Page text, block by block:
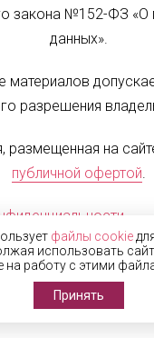
закона №152-ФЗ «О
данных».
материалов
разрешения
на
публичной офертой.
данных
© 2002—2026
файлы cookie
использовать
на работу с этими
Принять